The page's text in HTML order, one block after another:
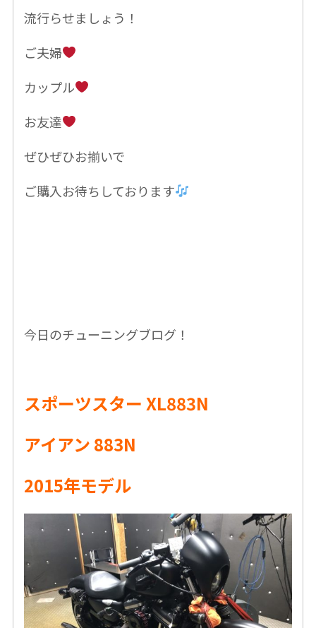
流行らせましょう！
ご夫婦
カップル
お友達
ぜひぜひお揃いで
ご購入お待ちしております
今日のチューニングブログ！
スポーツスター XL883N
アイアン 883N
2015年モデル